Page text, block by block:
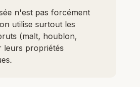
n'est pas forcément
utilise surtout les
(malt, houblon,
leurs propriétés